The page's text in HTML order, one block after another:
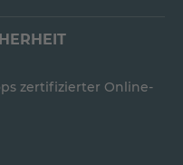
zertifizierter Online-